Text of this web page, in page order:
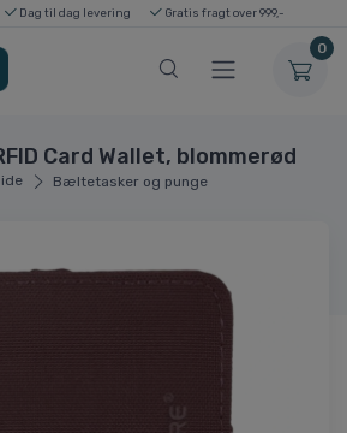
Dag til dag levering Gratis fragt over 999,-
0
Card Wallet, blommerød
Bæltetasker og punge